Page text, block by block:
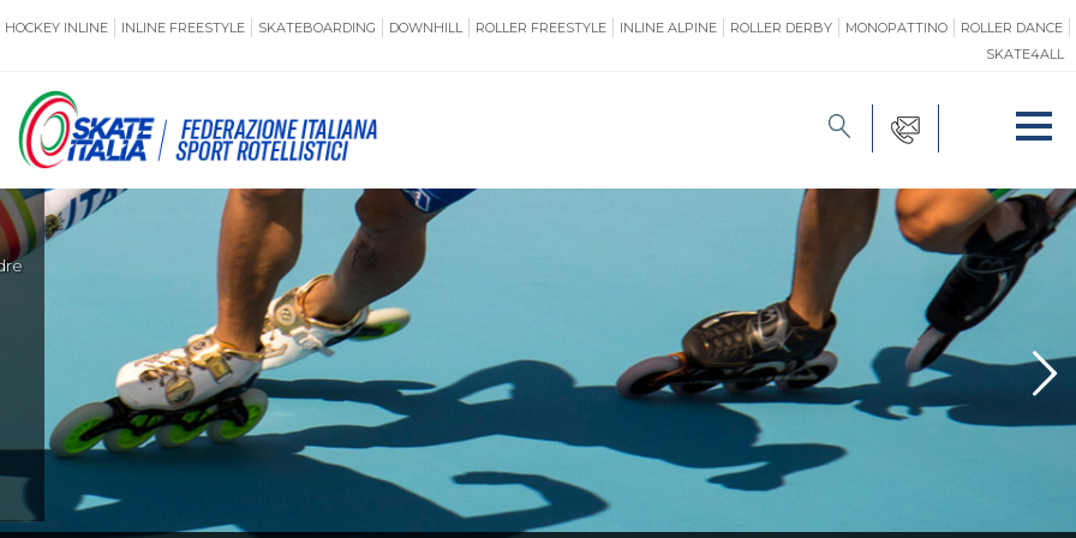
HOCKEY INLINE INLINE FREESTYLE SKATEBOARDING DOWNHILL ROLLER FREESTYLE INLINE ALPINE ROLLER DERBY MONOPATTINO
ROLLER DANCE
SKATE4ALL
FORMAZIONE
TERRITORIO PROMOZIONE
ANTIDOPING ASSICURAZIONE SAFEGUARDING